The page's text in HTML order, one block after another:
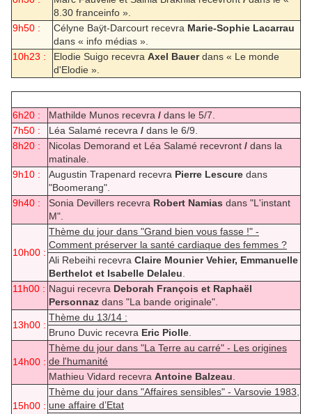
8.30 franceinfo ».
9h50 :
Célyne Baÿt-Darcourt recevra Marie-Sophie Lacarrau
dans « info médias ».
10h23 :
Elodie Suigo recevra Axel Bauerdans « Le monde
d'Elodie ».
6h20 : Mathilde Munos recevra / dans le 5/7.
7h50 :
Léa Salamé recevra / dans le 6/9.
8h20 :
Nicolas Demorand et Léa Salamé recevront / dans la
matinale.
9h10 :
Augustin Trapenard recevra Pierre Lescure dans
"Boomerang".
9h40 :
Sonia Devillers recevra Robert Namias dans "L'instant
M".
10h00 :
Thème du jour dans "Grand bien vous fasse !" -
Comment préserver la santé cardiaque des femmes ?
Ali Rebeihi recevra Claire Mounier Vehier, Emmanuelle
Berthelot et Isabelle Delaleu
11h00 : Nagui recevra Deborah François et Raphaël
Personnaz dans "La bande originale".
13h00 :
Thème du 13/14 :
Bruno Duvic recevra Eric Piolle
14h00 :
Thème du jour dans "La Terre au carré" - Les origines
de l'humanité
Mathieu Vidard recevra Antoine Balzeau
15h00 :
Thème du jour dans "Affaires sensibles" - Varsovie 1983,
une affaire d’Etat